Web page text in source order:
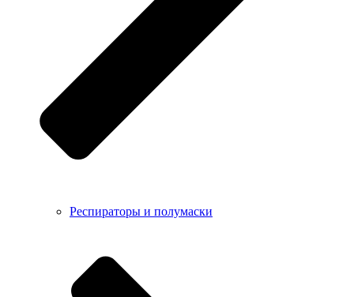
Респираторы и полумаски